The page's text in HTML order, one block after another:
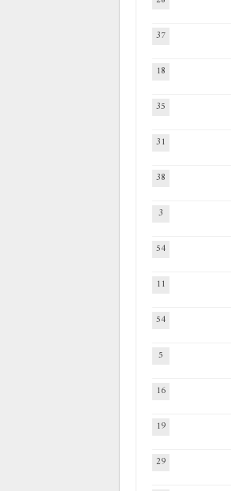
37
18
35
31
38
3
54
11
54
5
16
19
29